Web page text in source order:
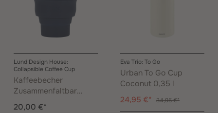
Lund Design House:
Collapsible Coffee Cup
Kaffeebecher
Zusammenfaltbar
Indigo 0,35 l
20,00 €*
Eva Trio: To Go
Urban To Go Cup
Coconut 0,35 l
24,95 €*
34,95 €*